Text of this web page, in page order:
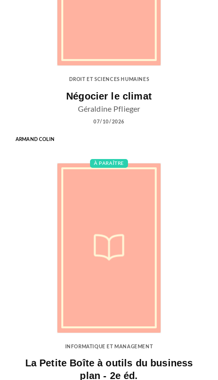
DROIT ET SCIENCES HUMAINES
Négocier le climat
Géraldine Pflieger
07/10/2026
ARMAND COLIN
À PARAÎTRE
INFORMATIQUE ET MANAGEMENT
La Petite Boîte à outils du business
plan - 2e éd.